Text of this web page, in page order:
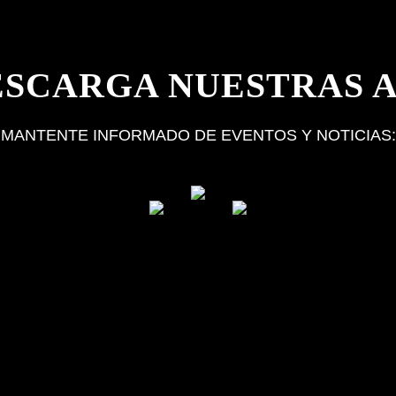
NUESTRAS
MANTENTE INFORMADO DE EVENTOS Y NOTICIAS: